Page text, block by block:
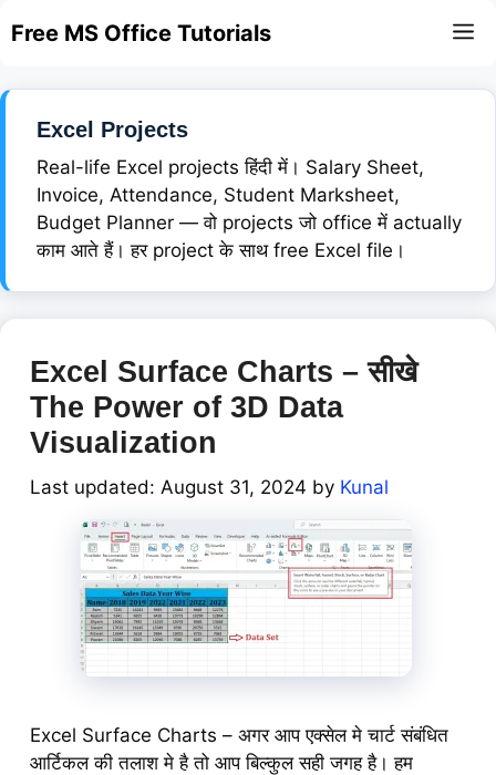
toFree MS Office Tutorials
Excel Projects
Real-life Excel projects हिंदी में। Salary Sheet,
Invoice, Attendance, Student Marksheet,
Budget Planner — वो projects जो office में actually
काम आते हैं। हर project के साथ free Excel file।
Excel Surface Charts – सीखे
The Power of 3D Data
Visualization
August 31, 2024 by Kunal
Excel Surface Charts – अगर आप एक्सेल मे चार्ट संबंधित
आर्टिकल की तलाश मे है तो आप बिल्कुल सही जगह है। हम